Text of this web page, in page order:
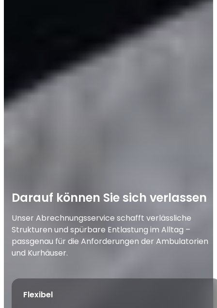
Darauf können Sie sich verlassen
Unser Abrechnungsservice schafft verlässliche
Strukturen und spürbare Entlastung im Alltag –
passgenau für die Anforderungen der Ambulatorien
und Kurhäuser.
Flexibel